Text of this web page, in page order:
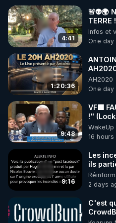
🌱 INSTAGRAM
https://
http://rgnr.li/instagram
🌱 LA NEWSLETTER
Pour ne pas rater
http://rgnr.li/news
🌱 VIDÉOS NON
Toutes les vidéos
http://rgnr.li/odysee
🌱 LES STAGES EN
4:41
🚨👽🌍
TERRE
Infos et
One day
1:20:36
AH2020
04/08/
AH2020
One day
9:48
VF🟩
!"
WakeUp
16 hours
9:16
Les
ils
débuté
?
2 days
C'est
peut